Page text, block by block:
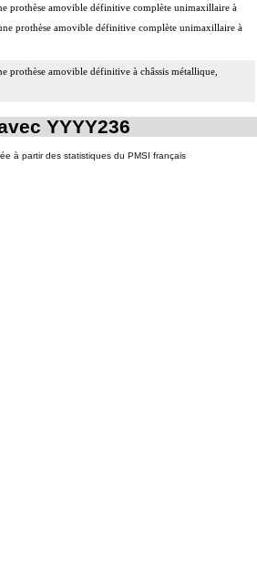
prothèse amovible définitive complète unimaxillaire à
prothèse amovible définitive complète unimaxillaire à
prothèse amovible définitive à châssis métallique,
YYYY236
à partir des statistiques du PMSI français